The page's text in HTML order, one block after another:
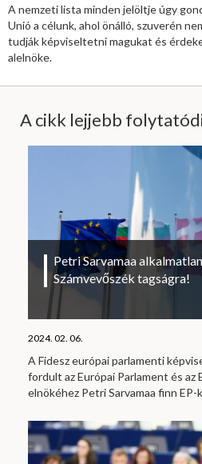
A nemzeti lista minden jelöltje úgy
Unió a célunk, ahol önálló, szuverén
tudják képviseltetni magukat és
alelnöke.
A cikk lejjebb
Petri Sarvamaa
Számvevőszék tagságra!
2024. 02. 06.
A Fidesz európai parlamenti
fordult az Európai Parlament és az
elnökéhez Petri Sarvamaa finn EP-